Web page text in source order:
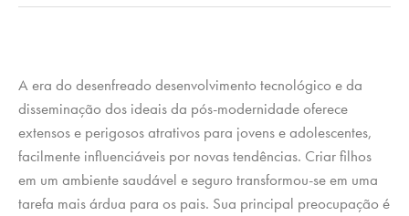
A era do desenfreado desenvolvimento tecnológico e da
disseminação dos ideais da pós-modernidade oferece
extensos e perigosos atrativos para jovens e adolescentes,
facilmente influenciáveis por novas tendências. Criar filhos
em um ambiente saudável e seguro transformou-se em uma
tarefa mais árdua para os pais. Sua principal preocupação é